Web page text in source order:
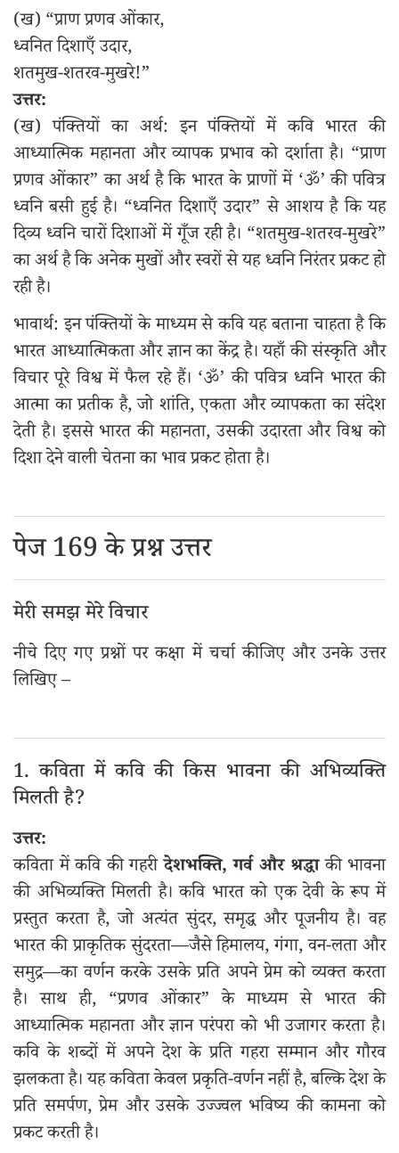
(ख) “प्राण प्रणव ओंकार,
ध्वनित दिशाएँ उदार,
शतमुख-शतरव-मुखरे!”
उत्तर:
(ख) पंक्तियों का अर्थ: इन पंक्तियों में कवि भारत की
आध्यात्मिक महानता और व्यापक प्रभाव को दर्शाता है। “प्राण
प्रणव ओंकार” का अर्थ है कि भारत के प्राणों में ‘ॐ’ की पवित्र
ध्वनि बसी हुई है। “ध्वनित दिशाएँ उदार” से आशय है कि यह
दिव्य ध्वनि चारों दिशाओं में गूँज रही है। “शतमुख-शतरव-मुखरे”
का अर्थ है कि अनेक मुखों और स्वरों से यह ध्वनि निरंतर प्रकट हो
रही है।
भावार्थ: इन पंक्तियों के माध्यम से कवि यह बताना चाहता है कि
भारत आध्यात्मिकता और ज्ञान का केंद्र है। यहाँ की संस्कृति और
विचार पूरे विश्व में फैल रहे हैं। ‘ॐ’ की पवित्र ध्वनि भारत की
आत्मा का प्रतीक है, जो शांति, एकता और व्यापकता का संदेश
देती है। इससे भारत की महानता, उसकी उदारता और विश्व को
दिशा देने वाली चेतना का भाव प्रकट होता है।
पेज 169 के प्रश्न उत्तर
मेरी समझ मेरे विचार
नीचे दिए गए प्रश्नों पर कक्षा में चर्चा कीजिए और उनके उत्तर
लिखिए –
1. कविता में कवि की किस भावना की अभिव्यक्ति
मिलती है?
उत्तर:
कविता में कवि की गहरीदेशभक्ति, गर्व और श्रद्धाकी भावना
की अभिव्यक्ति मिलती है। कवि भारत को एक देवी के रूप में
प्रस्तुत करता है, जो अत्यंत सुंदर, समृद्ध और पूजनीय है। वह
भारत की प्राकृतिक सुंदरता—जैसे हिमालय, गंगा, वन-लता और
समुद्र—का वर्णन करके उसके प्रति अपने प्रेम को व्यक्त करता
है। साथ ही, “प्रणव ओंकार” के माध्यम से भारत की
आध्यात्मिक महानता और ज्ञान परंपरा को भी उजागर करता है।
कवि के शब्दों में अपने देश के प्रति गहरा सम्मान और गौरव
झलकता है। यह कविता केवल प्रकृति-वर्णन नहीं है, बल्कि देश के
प्रति समर्पण, प्रेम और उसके उज्ज्वल भविष्य की कामना को
प्रकट करती है।